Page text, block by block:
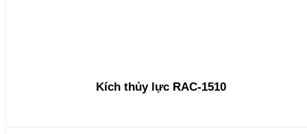
Kích thủy lực RAC-1510